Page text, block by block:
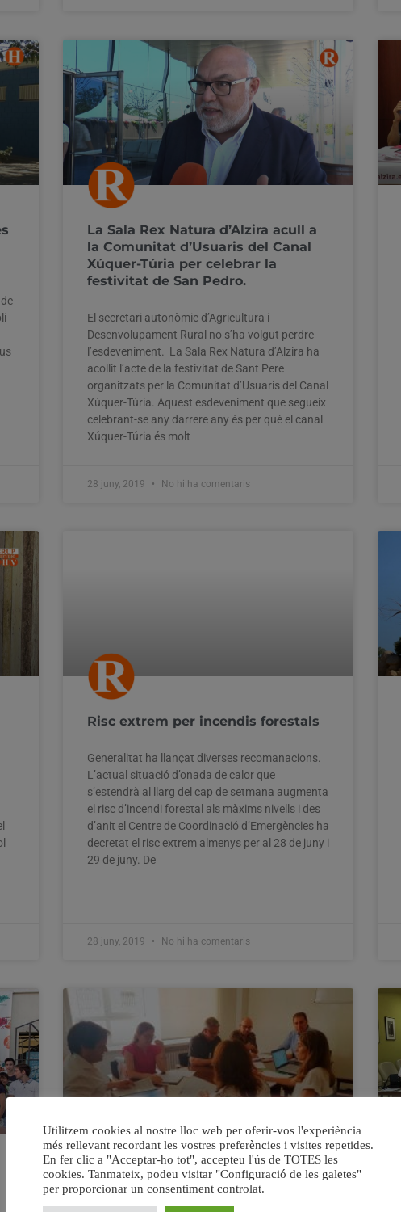
La Sala Rex Natura d’Alzira acull a
la Comunitat d’Usuaris del Canal
Xúquer-Túria per celebrar la
festivitat de San Pedro.
El secretari autonòmic d’Agricultura i
Desenvolupament Rural no s’ha volgut perdre
l’esdeveniment. La Sala Rex Natura d’Alzira ha
acollit l’acte de la festivitat de Sant Pere
organitzats per la Comunitat d’Usuaris del Canal
Xúquer-Túria. Aquest esdeveniment que segueix
celebrant-se any darrere any és per què el canal
Xúquer-Túria és molt
28 juny, 2019 No hi ha comentaris
Risc extrem per incendis forestals
Generalitat ha llançat diverses recomanacions.
L’actual situació d’onada de calor que
s’estendrà al llarg del cap de setmana augmenta
el risc d’incendi forestal als màxims nivells i des
d’anit el Centre de Coordinació d’Emergències ha
decretat el risc extrem almenys per al 28 de juny i
29 de juny. De
28 juny, 2019 No hi ha comentaris
LA UNIÓ trasllada les dificultats
dels tractors per a passar la ITV per
Utilitzem cookies al nostre lloc web per oferir-vos l'experiència
més rellevant recordant les vostres preferències i visites repetides.
En fer clic a "Acceptar-ho tot", accepteu l'ús de TOTES les
cookies. Tanmateix, podeu visitar "Configuració de les galetes"
per proporcionar un consentiment controlat.